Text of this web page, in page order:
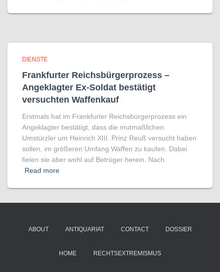
DIENSTE
Frankfurter Reichsbürgerprozess –
Angeklagter Ex-Soldat bestätigt
versuchten Waffenkauf
Erstmals hat im Frankfurter Reichsbürgerprozess ein
Angeklagter bestätigt, dass die mutmaßlichen
Umstürzler um Heinrich XIII. Prinz Reuß versucht haben
sollen, im größeren Umfang Waffen zu kaufen. Dabei
fielen sie aber wohl auf Betrüger herein. Nach
Read more
ABOUT ANTIQUARIAT CONTACT DOSSIER
HOME RECHTSEXTREMISMUS